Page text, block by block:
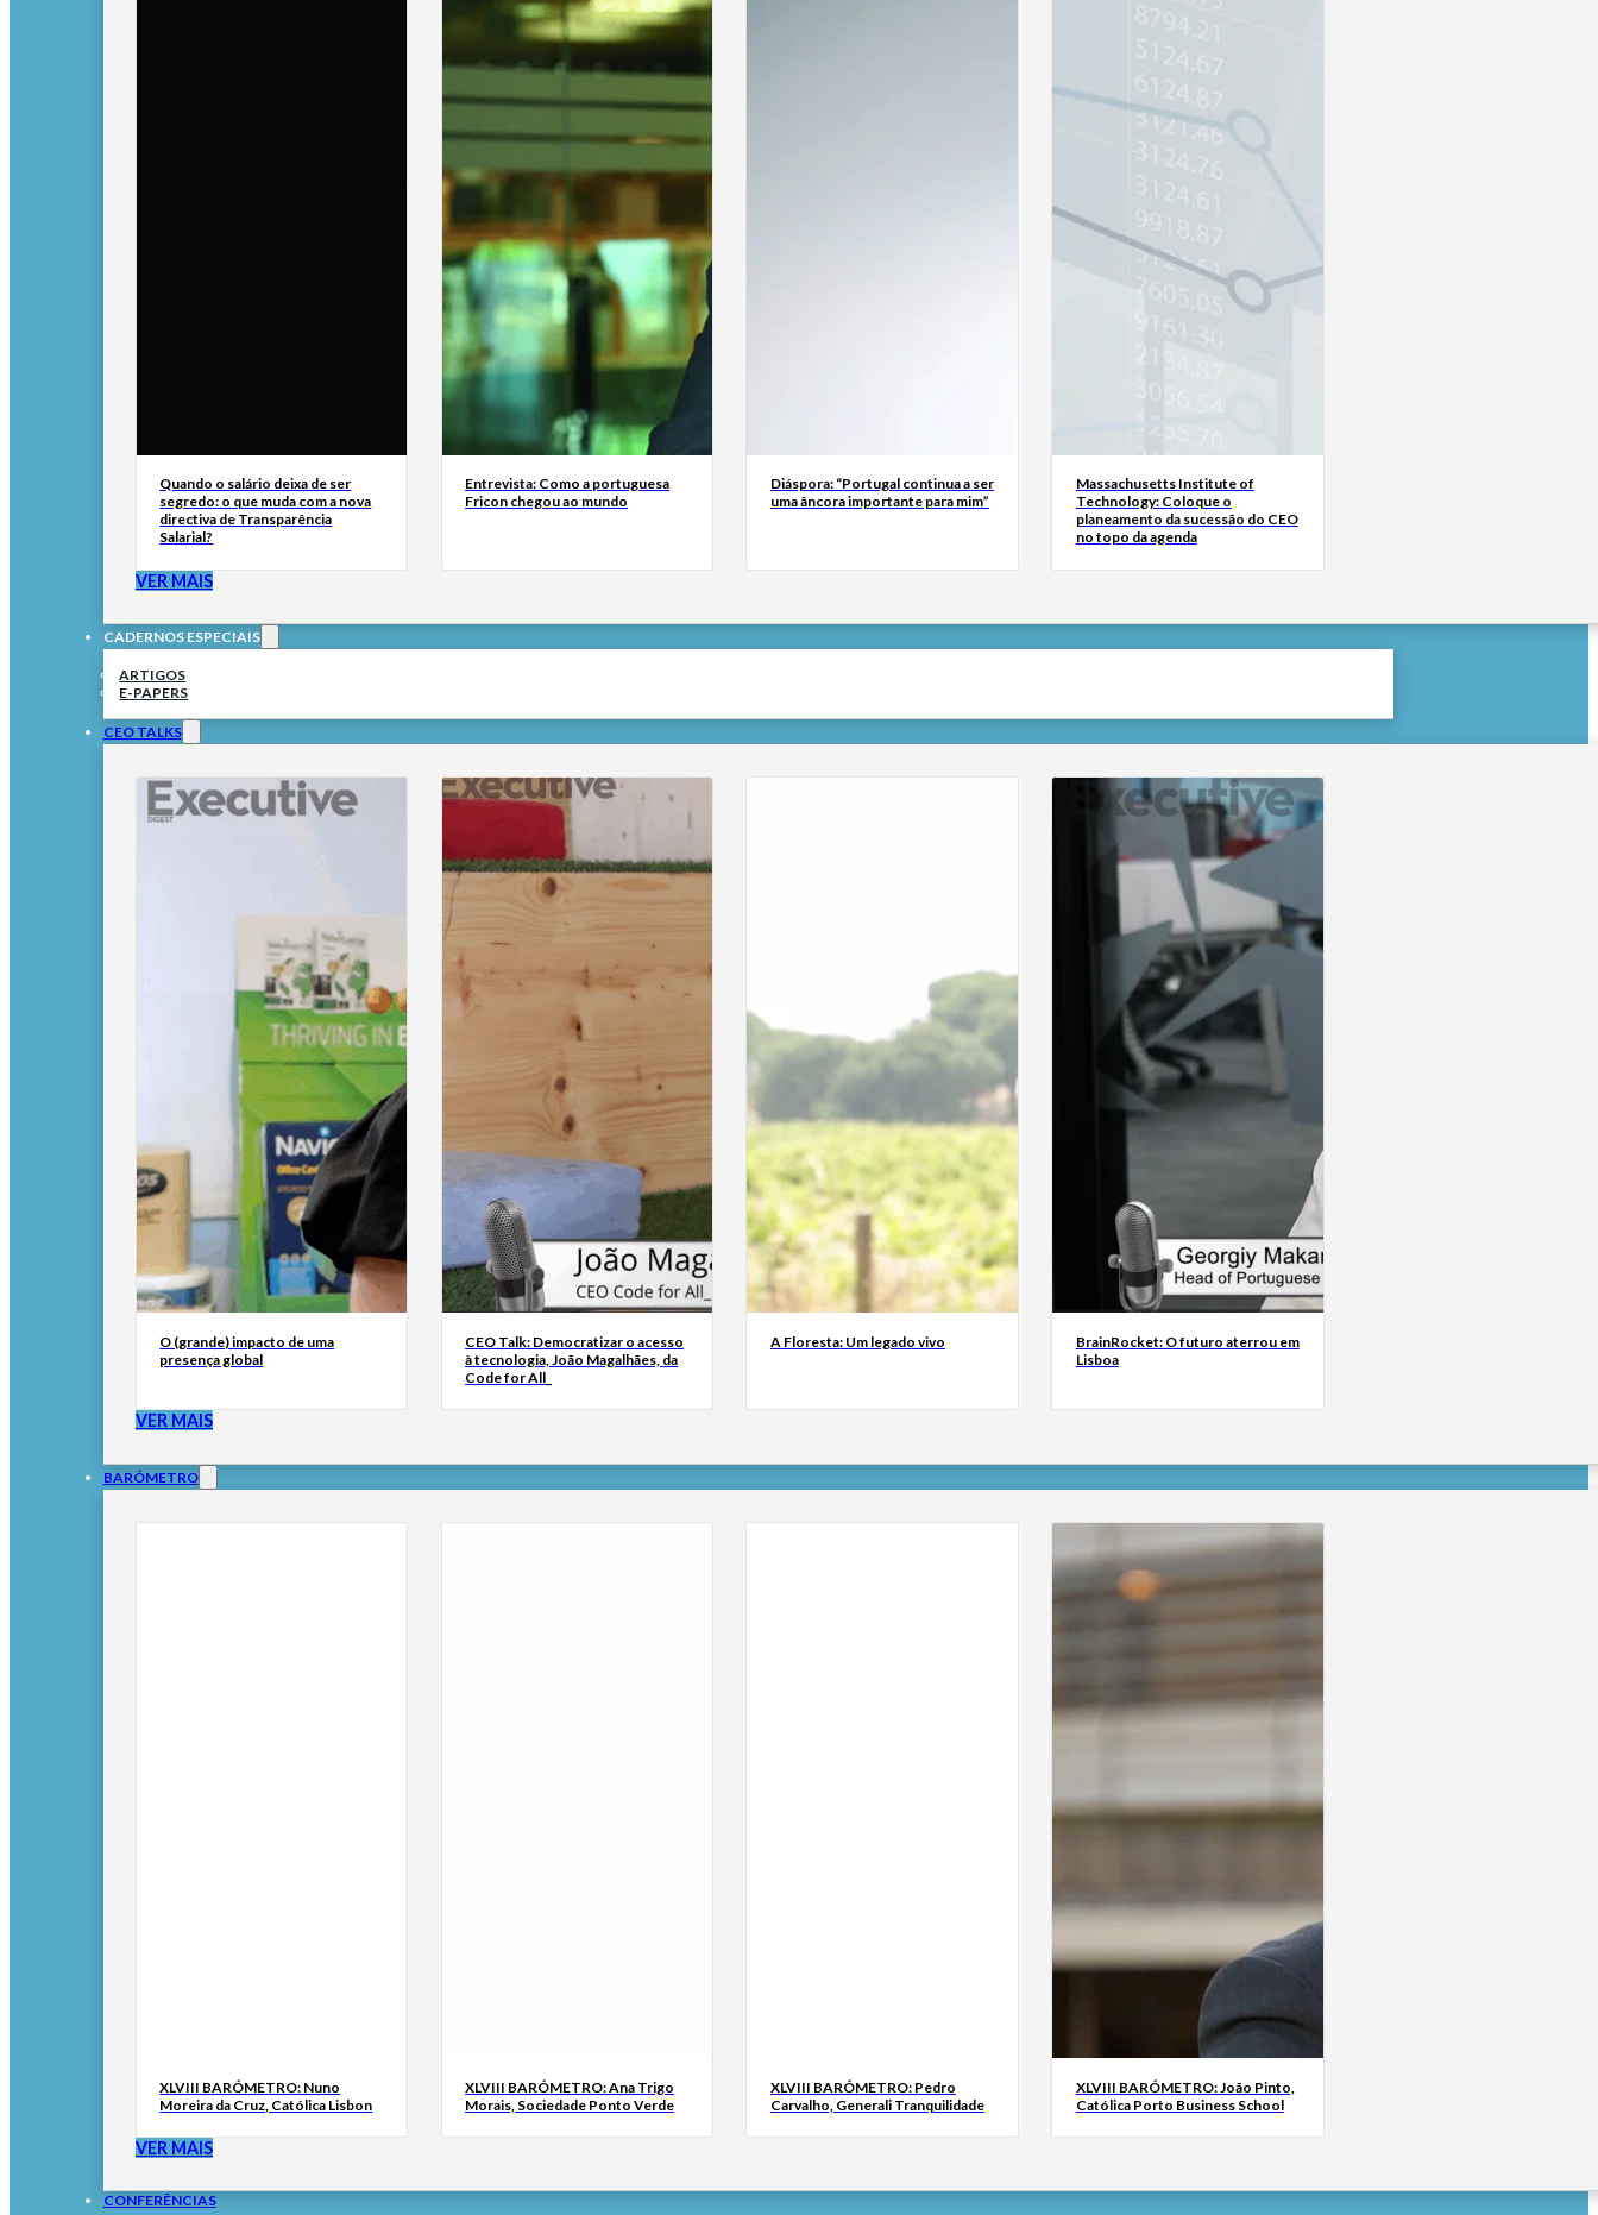
Quando o salário deixa de ser
segredo: o que muda com a nova
directiva de Transparência
Salarial?
Entrevista: Como a portuguesa
Fricon chegou ao mundo
Diáspora: “Portugal continua a ser
uma âncora importante para mim”
Massachusetts Institute of
Technology: Coloque o
planeamento da sucessão do CEO
no topo da agenda
VER MAIS
CADERNOS ESPECIAIS
ARTIGOS
E-PAPERS
CEO TALKS
O (grande) impacto de uma
presença global
CEO Talk: Democratizar o acesso
à tecnologia, João Magalhães, da
Code for All_
A Floresta: Um legado vivo
BrainRocket: O futuro aterrou em
Lisboa
VER MAIS
BARÓMETRO
XLVIII BARÓMETRO: Nuno
Moreira da Cruz, Católica Lisbon
XLVIII BARÓMETRO: Ana Trigo
Morais, Sociedade Ponto Verde
XLVIII BARÓMETRO: Pedro
Carvalho, Generali Tranquilidade
XLVIII BARÓMETRO: João Pinto,
Católica Porto Business School
VER MAIS
CONFERÊNCIAS